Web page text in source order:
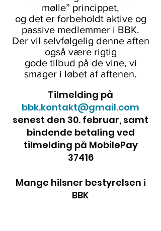
mølle” princippet,
og det er forbeholdt aktive og
passive medlemmer i BBK.
Der vil selvfølgelig denne aften
også være rigtig
gode tilbud på de vine, vi
smager i løbet af aftenen.
Tilmelding på
bbk.kontakt@gmail.com
senest den 30. februar, samt
bindende betaling ved
tilmelding på MobilePay
37416
Mange hilsner bestyrelsen i
BBK